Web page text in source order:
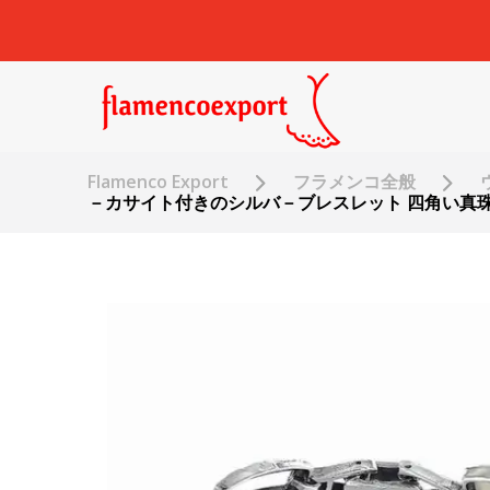
Flamenco Export フラメンコ全般
－カサイト付きのシルバ－ブレスレット 四角い真